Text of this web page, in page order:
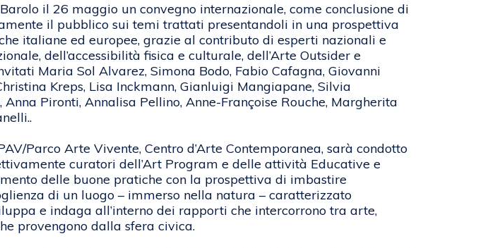
il 26 maggio un convegno internazionale, come conclusione di
il pubblico sui temi trattati presentandoli in una prospettiva
italiane ed europee, grazie al contributo di esperti nazionali e
dell’accessibilità fisica e culturale, dell’Arte Outsider e
Maria Sol Alvarez, Simona Bodo, Fabio Cafagna, Giovanni
Kreps, Lisa Inckmann, Gianluigi Mangiapane, Silvia
Pironti, Annalisa Pellino, Anne-Françoise Rouche, Margherita
Parco Arte Vivente, Centro d’Arte Contemporanea, sarà condotto
curatori dell’Art Program e delle attività Educative e
delle buone pratiche con la prospettiva di imbastire
di un luogo – immerso nella natura – caratterizzato
e indaga all’interno dei rapporti che intercorrono tra arte,
provengono dalla sfera civica.